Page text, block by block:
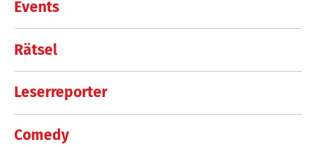
Events
Rätsel
Leserreporter
Comedy